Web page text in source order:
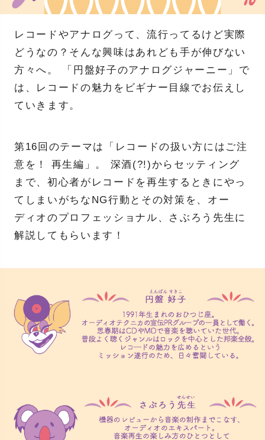
レコードやアナログって、流行ってるけど実際
どうなの？そんな興味はあれども手が伸びない
方々へ。 「円盤好子のアナログジャーニー」で
は、レコードの魅力をビギナー目線でお伝えし
ていきます。
第16回のテーマは「レコードの扱い方にはご注
意を！ 再生編」。 深酒(?!)からセッティング
まで、初心者がレコードを再生するときにやっ
てしまいがちなNG行動とその対策を、オー
ディオのプロフェッショナル、さぶろう先生に
解説してもらいます！